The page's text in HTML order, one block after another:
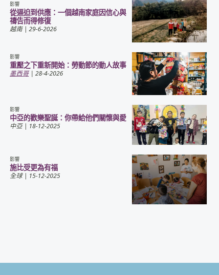
影響
從逼迫到供應：一個越南家庭因信心與
禱告而得修復
越南| 29-6-2026
影響
重壓之下重新開始：勞動節的動人故事
墨西哥| 28-4-2026
影響
中亞的歡樂聖誕：你帶給他們關懷與愛
中亞| 18-12-2025
影響
施比受更為有福
全球| 15-12-2025